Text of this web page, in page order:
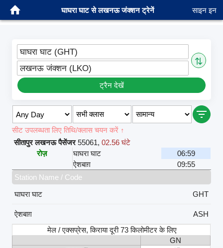
घाघरा घाट से लखनऊ जंक्शन ट्रेनें साइन इन
घाघरा घाट (GHT)
⇅
लखनऊ जंक्शन (LKO)
ट्रैन देखें
सीट उपलब्धता लिए तिथि/क्लास चयन करें ↑
सीतापुर लखनऊ पैसेंजर 55061,02.56 घंटे
रोज़
घाघरा घाट
06:59
ऐशबाग़
09:55
Station Name / Code
घाघरा घाट
GHT
ऐशबाग़
ASH
मेल / एक्सप्रेस, किराया दूरी 73 किलोमीटर के लिए
GN